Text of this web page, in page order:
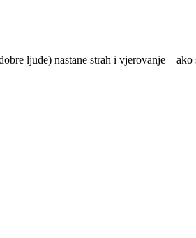
ljude) nastane strah i vjerovanje –